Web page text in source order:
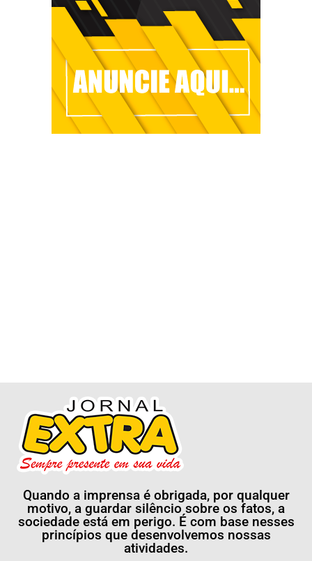
Quando a imprensa é obrigada, por qualquer
motivo, a guardar silêncio sobre os fatos, a
sociedade está em perigo. É com base nesses
princípios que desenvolvemos nossas
atividades.